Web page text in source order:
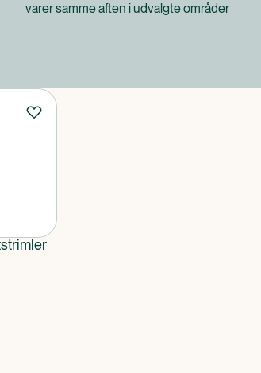
varer samme aften i udvalgte områder